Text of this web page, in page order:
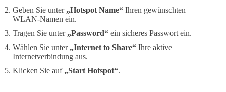
Geben Sie unter „Hotspot Name“ Ihren gewünschten
WLAN-Namen ein.
Tragen Sie unter „Password“ ein sicheres Passwort ein.
Wählen Sie unter „Internet to Share“ Ihre aktive
Internetverbindung aus.
Klicken Sie auf „Start Hotspot“.